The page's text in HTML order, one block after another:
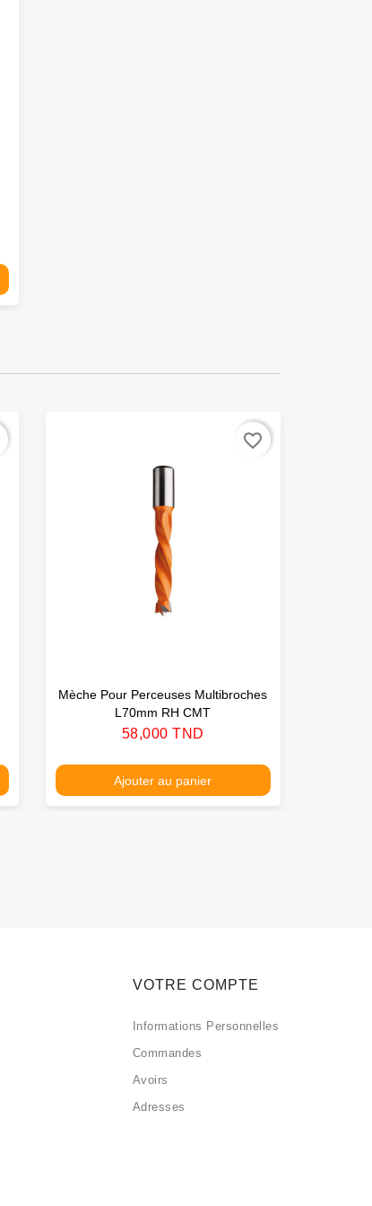
Mèche Pour Perceuses Multibroches
L70mm RH CMT
Prix
58,000 TND
Ajouter au panier
favorite_border
VOTRE COMPTE
Informations Personnelles
Commandes
Avoirs
Adresses